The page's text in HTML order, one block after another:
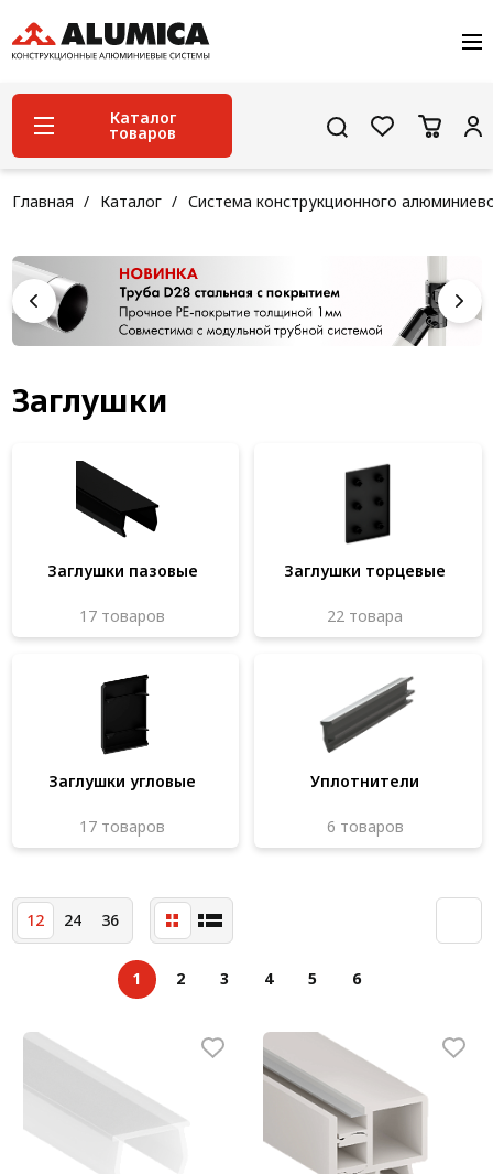
О компании
Услуги
Сервис и поддержка
Проекты
Контакты
Каталог
товаров
Система конструкционного алюминиевого
профиля
Конструкционная трубная система
Модульная трубная система
Кабельные короба
Система линейного перемещения NEW!
Система V-паза NEW!
Крейты и кассеты Subrack systems
Профиль строительного назначения
Радиаторный алюминиевый профиль NEW!
Лист алюминиевый
Услуги дополнительной обработки профиля
Главная Каталог Система конструкционного
Заглушки
Заглушки пазовые
17 товаров
Заглушки торцевые
22 товара
Заглушки угловые
17 товаров
Уплотнители
6 товаров
12 24 36
1 2 3 4 5 6